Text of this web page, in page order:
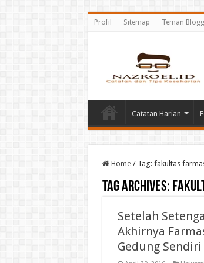
Profil Sitemap Teman
Catatan Harian
Home / Tag: fakultas
Tag Archives:
Setelah
Akhirnya
Gedung Sendiri